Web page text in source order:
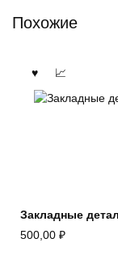
Похожие
Закладные
500,00 ₽